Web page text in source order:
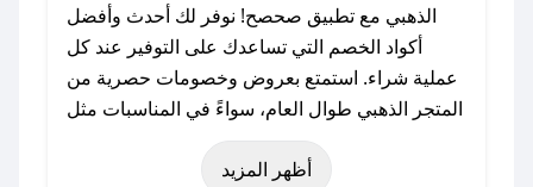
الذهبي مع تطبيق صحصح! نوفر لك أحدث وأفضل
أكواد الخصم التي تساعدك على التوفير عند كل
عملية شراء. استمتع بعروض وخصومات حصرية من
المتجر الذهبي طوال العام، سواءً في المناسبات مثل
عيد الفطر، عيد الأضحى، الجمعة البيضاء (شهر
نوفمبر)، رمضان، اليوم الوطني، يوم التأسيس، أو
أظهر المزيد